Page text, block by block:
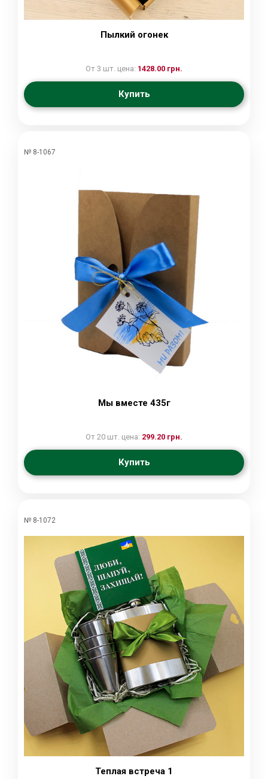
Пылкий огонек
От 3 шт. цена: 1428.00 грн.
Купить
№ 8-1067
Мы вместе 435г
От 20 шт. цена: 299.20 грн.
Купить
№ 8-1072
Теплая встреча 1